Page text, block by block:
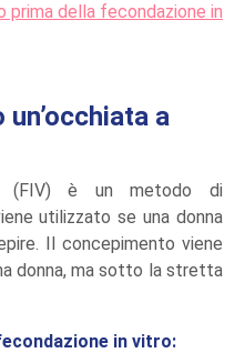
prima della fecondazione in
a
(FIV) è un metodo di
utilizzato se una donna
Il concepimento viene
donna, ma sotto la stretta
in vitro: